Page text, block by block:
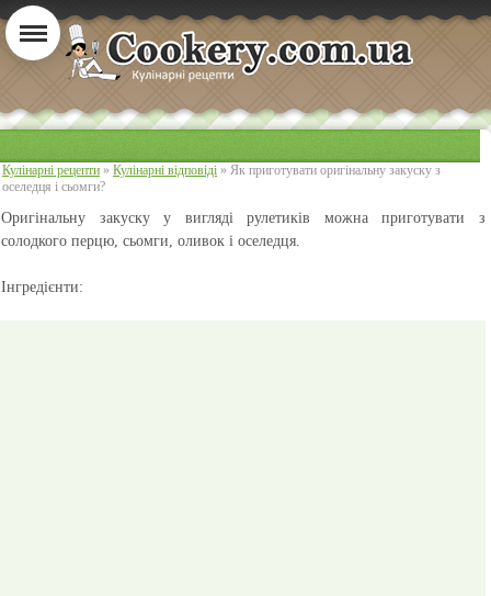
Кулінарні рецепти » Кулінарні відповіді » Як приготувати оригінальну закуску з
оселедця і сьомги?
Оригінальну закуску у вигляді рулетиків можна приготувати з
солодкого перцю, сьомги, оливок і оселедця.
Інгредієнти: